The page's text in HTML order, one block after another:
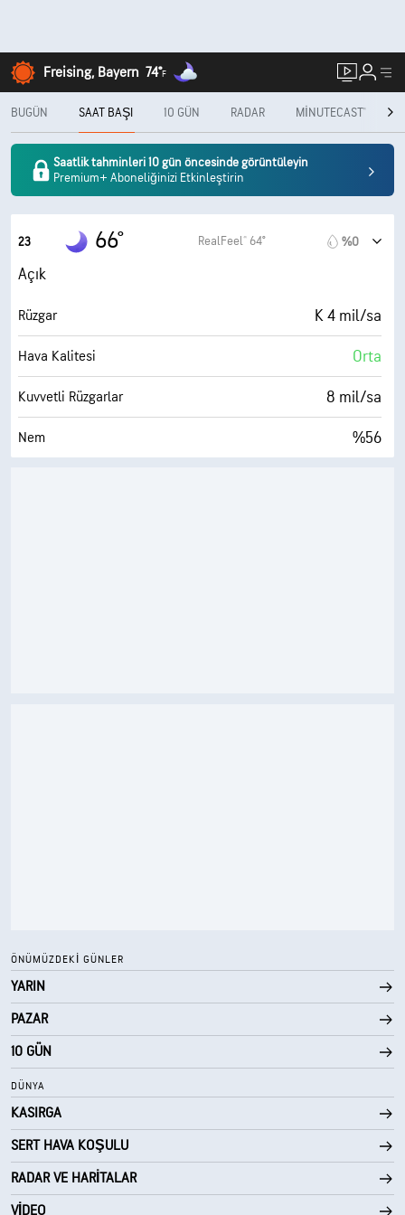
Freising, Bayern 74°F
BUGÜN SAAT BAŞI 10 GÜN RADAR MINUTECAST®
Saatlik tahminleri 10 gün öncesinde görüntüleyin
Premium+ Aboneliğinizi Etkinleştirin
23 66° RealFeel® 64° %0
Açık
Rüzgar K 4 mil/sa
Hava Kalitesi Orta
Kuvvetli Rüzgarlar 8 mil/sa
Nem %56
ÖNÜMÜZDEKI GÜNLER
YARIN
PAZAR
10 GÜN
DÜNYA
KASIRGA
SERT HAVA KOŞULU
RADAR VE HARITALAR
VIDEO